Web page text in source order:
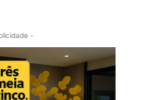
-